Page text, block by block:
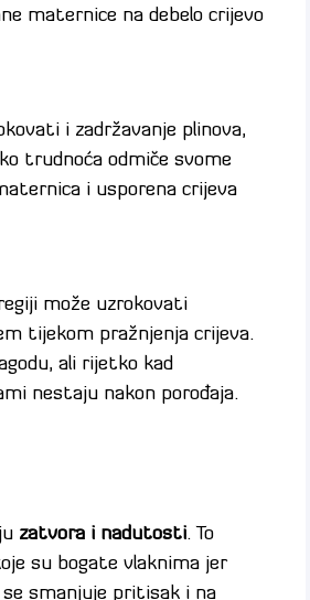
maternice na debelo crijevo
i zadržavanje plinova,
trudnoća odmiče svome
i usporena crijeva
može uzrokovati
tijekom pražnjenja crijeva.
ali rijetko kad
nestaju nakon porođaja.
zatvora i nadutosti. To
su bogate vlaknima jer
se smanjuje pritisak i na